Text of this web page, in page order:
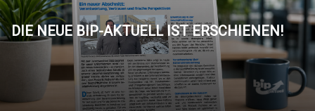
DIE NEUE BIP-AKTUELL IST ERSCHIENEN!